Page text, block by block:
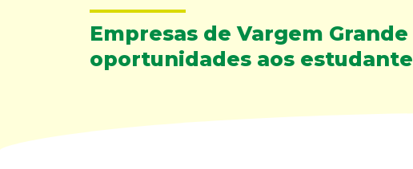
Empresas de Vargem
oportunidades aos